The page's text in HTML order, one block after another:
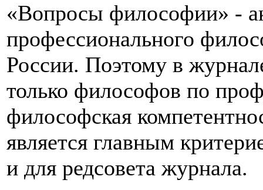
«Вопросы философии» -
профессионального
России. Поэтому в
только философов по
философская
является главным
и для редсовета журнала.